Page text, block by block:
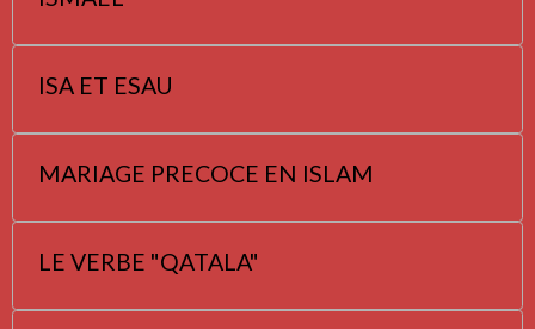
ISA ET ESAU
MARIAGE PRECOCE EN ISLAM
LE VERBE "QATALA"